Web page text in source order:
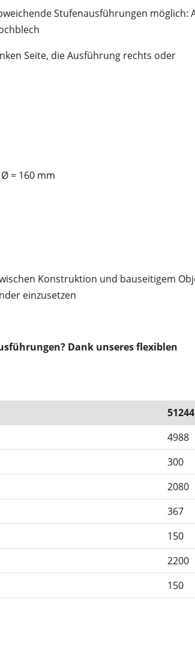
Stufenausführungen möglich:
Seite, die Ausführung rechts oder
= 160 mm
Konstruktion und bauseitigem
einzusetzen
Dank unseres flexiblen
4988
300
2080
367
150
2200
150